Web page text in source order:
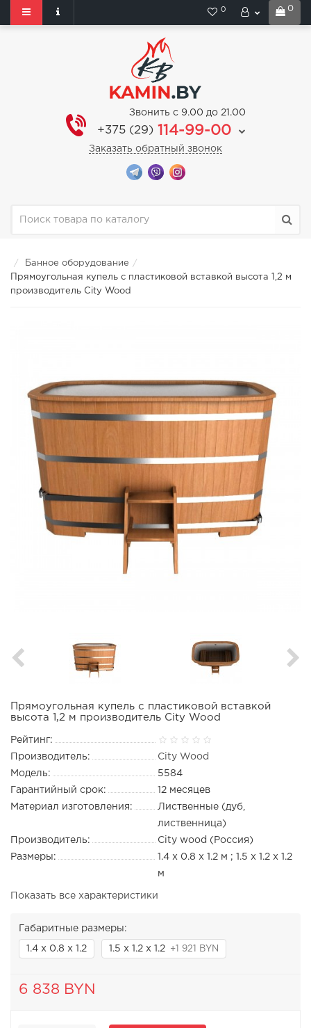
0
0
Звонить с 9.00 до 21.00
+375 (29) 114-99-00
Заказать обратный звонок
Банное оборудование
Прямоугольная купель с пластиковой вставкой высота 1,2 м
производитель City Wood
Прямоугольная купель с пластиковой вставкой
высота 1,2 м производитель City Wood
Рейтинг:
Производитель:
City Wood
Модель:
5584
Гарантийный срок:
12 месяцев
Материал изготовления:
Лиственные (дуб,
лиственница)
Производитель:
City wood (Россия)
Размеры:
1.4 х 0.8 х 1.2 м ; 1.5 х 1.2 х 1.2
м
Показать все характеристики
Габаритные размеры:
1.4 х 0.8 х 1.2 1.5 х 1.2 х 1.2 +1 921 BYN
6 838 BYN